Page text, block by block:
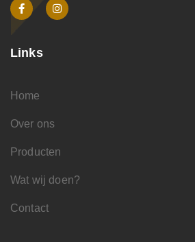
Links
Home
Over ons
Producten
Wat wij doen?
Contact